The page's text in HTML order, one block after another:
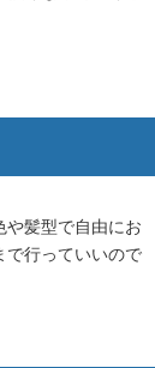
髪型で自由にお
で行っていいので